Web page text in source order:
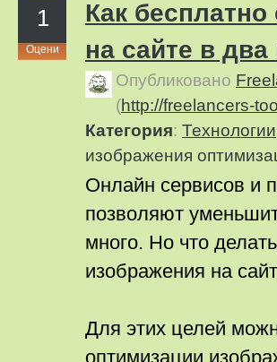
1
Оцени
Как
на сайте в два
Опубликовано
(http://freelancers-
Категория: Технологии
изображения
Онлайн сервисов и
позволяют
много. Но что
изображения на
Для этих целей
оптимизации